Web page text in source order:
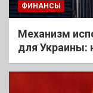
ФИНАНСЫ
Механизм
для Украины: